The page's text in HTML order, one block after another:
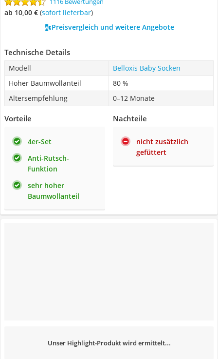
ab 10,00 € ( Sofort lieferbar)
Preisvergleich und weitere Angebote
Technische Details
Modell
Belloxis Baby Socken
Hoher Baumwollanteil
80 %
Altersempfehlung
0–12 Monate
Vorteile
4er-Set
Anti-Rutsch-
Funktion
sehr hoher
Baumwollanteil
Nachteile
nicht zusätzlich
gefüttert
Unser Highlight-Produkt wird ermittelt...